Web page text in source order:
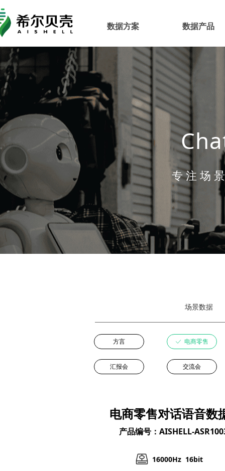
数据方案 数据产品
专 注 场
场景数据
电商零售对话语音数
产品编号：AISHELL-
16000Hz 16bit
ꀘ 电商零售
方言
交流会
汇报会